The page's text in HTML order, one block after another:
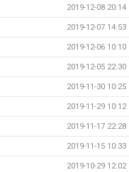
2019-12-08 20:14
2019-12-07 14:53
2019-12-06 10:10
2019-12-05 22:30
2019-11-30 10:25
2019-11-29 10:12
2019-11-17 22:28
2019-11-15 10:33
2019-10-29 12:02